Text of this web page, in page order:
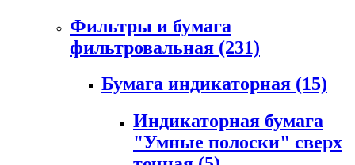
Фильтры и бумага
фильтровальная (231)
Бумага индикаторная (15)
Индикаторная бумага
"Умные полоски" сверх